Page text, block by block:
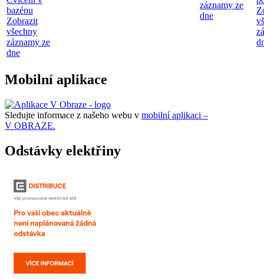
bazénu
Zobrazit
všechny
záznamy ze
dne
záznamy ze
dne
Mobilní aplikace
Sledujte informace z našeho webu v mobilní aplikaci –
V OBRAZE.
Odstávky elektřiny